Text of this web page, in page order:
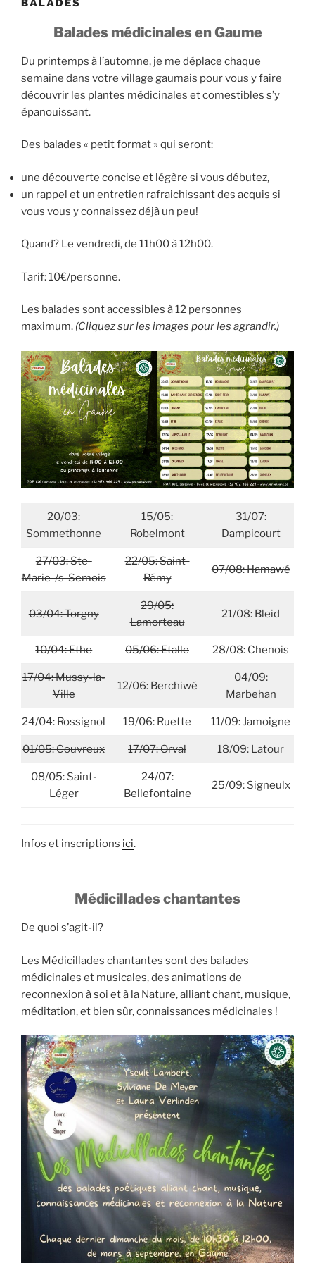
BALADES
Balades médicinales en Gaume
Du printemps à l’automne, je me déplace chaque
semaine dans votre village gaumais pour vous y faire
découvrir les plantes médicinales et comestibles s’y
épanouissant.
Des balades « petit format » qui seront:
une découverte concise et légère si vous débutez,
un rappel et un entretien rafraichissant des acquis si
vous vous y connaissez déjà un peu!
Quand? Le vendredi, de 11h00 à 12h00.
Tarif: 10€/personne.
Les balades sont accessibles à 12 personnes
maximum. (Cliquez sur les images pour les agrandir.)
20/03:
Sommethonne
15/05:
Robelmont
31/07:
Dampicourt
27/03: Ste-
Marie-/s-Semois
22/05: Saint-
Rémy
07/08: Hamawé
03/04: Torgny
29/05:
Lamorteau
21/08: Bleid
10/04: Ethe 05/06: Etalle 28/08: Chenois
17/04: Mussy-la-
Ville
12/06: Berchiwé
04/09:
Marbehan
24/04: Rossignol 19/06: Ruette 11/09: Jamoigne
01/05: Couvreux 17/07: Orval 18/09: Latour
08/05: Saint-
Léger
24/07:
Bellefontaine
25/09: Signeulx
Infos et inscriptions ici.
Médicillades chantantes
De quoi s’agit-il?
Les Médicillades chantantes sont des balades
médicinales et musicales, des animations de
reconnexion à soi et à la Nature, alliant chant, musique,
méditation, et bien sûr, connaissances médicinales !